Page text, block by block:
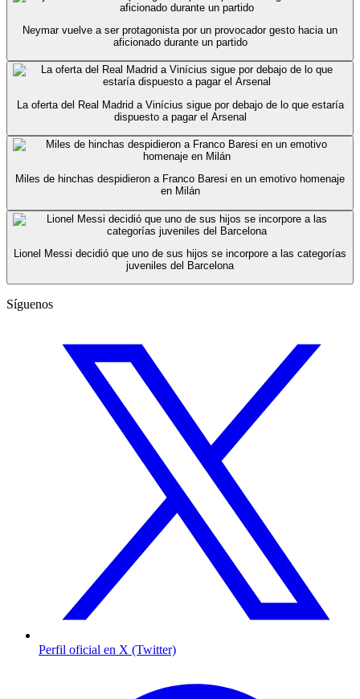
Neymar vuelve a ser protagonista por un provocador gesto hacia un
aficionado durante un partido
La oferta del Real Madrid a Vinícius sigue por debajo de lo que estaría
dispuesto a pagar el Arsenal
Miles de hinchas despidieron a Franco Baresi en un emotivo homenaje
en Milán
Lionel Messi decidió que uno de sus hijos se incorpore a las categorías
juveniles del Barcelona
Síguenos
Perfil oficial en X (Twitter)